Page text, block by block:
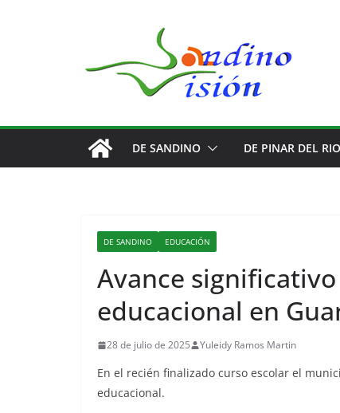
DE SANDINO DE PINAR DEL RIO
DE SANDINO EDUCACIÓN
Avance
educacional en
28 de julio de 2025 Yuleidy Ramos Martin
En el recién finalizado curso escolar el
educacional.